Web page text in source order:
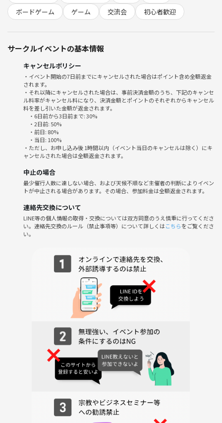
待ち牌がわからなかったら聞けちゃう初心者さんにおすすめのルールと
なってます！
ちゃいます🌸
【ルール】
■基本はMリーグルール(ルール詳細)
🌸タイムスケジュール🌸
11:45～11:55 集合・受付
12:00～16:00 対局(時間打ち切り無し)
15:30以降 終わった卓から解散
対局が終了した卓や抜け番を混ぜて一緒にゲームをする人を
入れ替えて対局を繰り返していきます。
【参加条件】
1人で麻雀を打てる方（麻雀未経験の方は麻雀教室からご参加くださ
①つなげーと決済500円(サークル未登録の方は＋500円)
②現地で卓代1200円
お店の方に「ルールスターズ参加」の旨をお伝えください。
会場内は禁煙となります。合間に外の喫煙所でお願いします。
【飲食物について】
飲食物の持ち込み可能・お茶などドリンクの用意はあります。
【遅刻＆早退について】
遅刻参加も可能ですが、人数により抜け番になる可能性があります。
早退の場合は受付時に帰る時間をお伝えください。
ボードゲーム
ゲーム 交流会 初心者歓迎
サークルイベントの基本情報
キャンセルポリシー
・イベント開始の7日前までにキャンセルされた場合はポイント含め全額返金
されます。
・それ以降にキャンセルされた場合は、事前決済金額のうち、下記のキャンセ
ル料率がキャンセル料になり、決済金額とポイントのそれぞれからキャンセル
料を差し引いた金額が返金されます。
・6日前から3日前まで: 30%
・2日前: 50%
・前日: 80%
・当日: 100%
・ただし、お申し込み後 1時間以内（イベント当日のキャンセルは除く）にキ
ャンセルされた場合は全額返金されます。
中止の場合
最少催行人数に達しない場合、および天候不順など主催者の判断によりイベン
トが中止される場合があります。その場合、参加料金は全額返金されます。
連絡先交換について
LINE等の個人情報の取得・交換については双方同意のうえ慎重に行ってくださ
い。連絡先交換のルール（禁止事項等）について詳しくはこちらをご覧くださ
い。